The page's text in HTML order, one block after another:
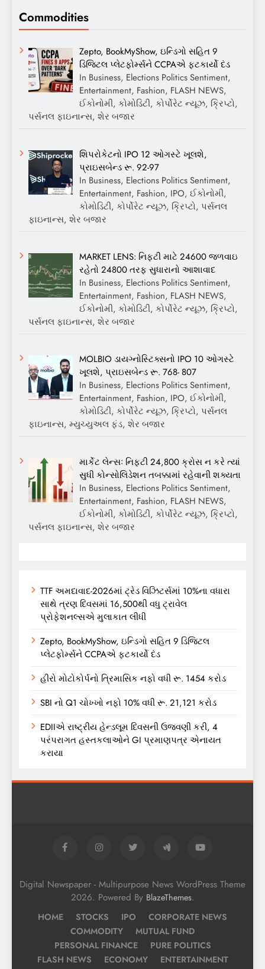
Commodities
Zepto, BookMyShow, ઇન્ડિગો સહિત 9
ડિજિટલ પ્લેટફોર્મ્સને CCPAએ ફટકાર્યો દંડ
In Business, Elections Politics Sentiment,
Entertainment, Fashion, FLASH NEWS,
ઈકોનોમી, કોમોડિટી, કોર્પોરેટ ન્યૂઝ, ક્રિપ્ટો,
પર્સનલ ફાઇનાન્સ, શેર બજાર
શિપરોકેટનો IPO 12 ઓગસ્ટે ખૂલશે,
પ્રાઇસબેન્ડ રૂ. 92-97
In Business, Elections Politics Sentiment,
Entertainment, Fashion, IPO, ઈકોનોમી,
કોમોડિટી, કોર્પોરેટ ન્યૂઝ, ક્રિપ્ટો, પર્સનલ
ફાઇનાન્સ, શેર બજાર
MARKET LENS: નિફ્ટી માટે 24600 જળવાઇ
રહેતો 24800 તરફ સુધારાનો આશાવાદ
In Business, Elections Politics Sentiment,
Entertainment, Fashion, FLASH NEWS,
ઈકોનોમી, કોમોડિટી, કોર્પોરેટ ન્યૂઝ, ક્રિપ્ટો,
પર્સનલ ફાઇનાન્સ, શેર બજાર
MOLBIO ડાયગ્નોસ્ટિક્સનો IPO 10 ઓગસ્ટે
ખૂલશે, પ્રાઇસબેન્ડ રૂ. 768- 807
In Business, Elections Politics Sentiment,
Entertainment, Fashion, IPO, ઈકોનોમી,
કોમોડિટી, કોર્પોરેટ ન્યૂઝ, ક્રિપ્ટો, પર્સનલ
ફાઇનાન્સ, મ્યુચ્યુઅલ ફંડ, શેર બજાર
માર્કેટ લેન્સઃ નિફ્ટી 24,800 ક્રોસ ન કરે ત્યાં
સુધી કોન્સોલિડેશન તબક્કામાં રહેવાની શક્યતા
In Business, Elections Politics Sentiment,
Entertainment, Fashion, FLASH NEWS,
ઈકોનોમી, કોમોડિટી, કોર્પોરેટ ન્યૂઝ, ક્રિપ્ટો,
પર્સનલ ફાઇનાન્સ, શેર બજાર
TTF અમદાવાદ-2026માં ટ્રેડ વિઝિટર્સમાં 10%ના વધારા
સાથે ત્રણ દિવસમાં 16,500થી વધુ ટ્રાવેલ
પ્રોફેશનલ્સએ મુલાકાત લીધી
Zepto, BookMyShow, ઇન્ડિગો સહિત 9 ડિજિટલ
પ્લેટફોર્મ્સને CCPAએ ફટકાર્યો દંડ
હીરો મોટોકોર્પનો ત્રિમાસિક નફો વધી રૂ. 1454 કરોડ
SBI નો Q1 ચોખ્ખો નફો 10% વધી રૂ. 21,121 કરોડ
EDIIએ રાષ્ટ્રીય હેન્ડલૂમ દિવસની ઉજવણી કરી, 4
પરંપરાગત હસ્તકલાઓને GI પ્રમાણપત્ર એનાયત
કરાયા
Digital Newspaper - Multipurpose News WordPress Theme
2026. Powered By BlazeThemes.
HOME STOCKS IPO
CORPORATE NEWS
COMMODITY
MUTUAL FUND
PERSONAL FINANCE
PURE POLITICS
FLASH NEWS
ECONOMY
ENTERTAINMENT